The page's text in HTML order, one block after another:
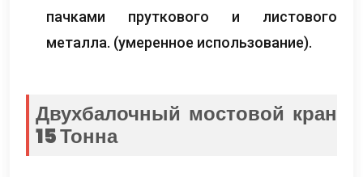
пачками пруткового и листового
металла. (умеренное использование).
Двухбалочный мостовой кран
15 Тонна